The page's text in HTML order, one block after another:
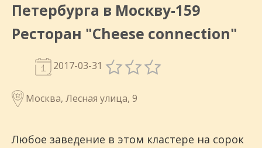
Петербурга в Москву-159
Ресторан "Cheese connection"
2017-03-31
Москва, Лесная улица, 9
Любое заведение в этом кластере на сорок